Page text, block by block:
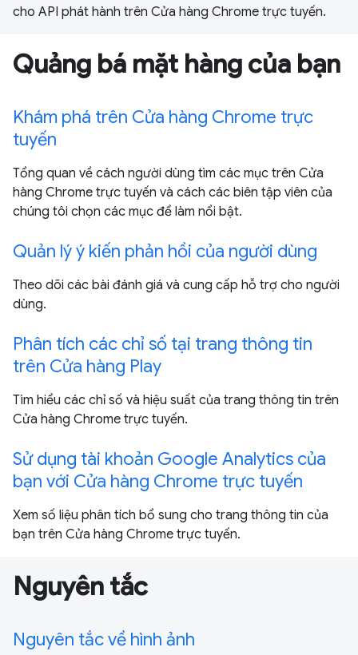
cho API phát hành trên Cửa hàng Chrome trực tuyến.
Quảng bá mặt hàng của bạn
Khám phá trên Cửa hàng Chrome trực
tuyến
Tổng quan về cách người dùng tìm các mục trên Cửa
hàng Chrome trực tuyến và cách các biên tập viên của
chúng tôi chọn các mục để làm nổi bật.
Quản lý ý kiến phản hồi của người dùng
Theo dõi các bài đánh giá và cung cấp hỗ trợ cho người
dùng.
Phân tích các chỉ số tại trang thông tin
trên Cửa hàng Play
Tìm hiểu các chỉ số và hiệu suất của trang thông tin trên
Cửa hàng Chrome trực tuyến.
Sử dụng tài khoản Google Analytics của
bạn với Cửa hàng Chrome trực tuyến
Xem số liệu phân tích bổ sung cho trang thông tin của
bạn trên Cửa hàng Chrome trực tuyến.
Nguyên tắc
Nguyên tắc về hình ảnh